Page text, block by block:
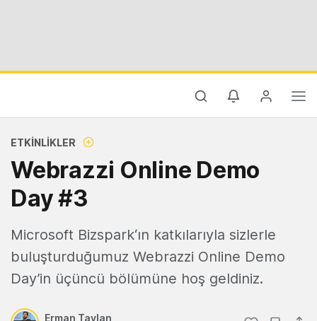
ETKINLIKLER
Webrazzi Online Demo
Day #3
Microsoft Bizspark‘ın katkılarıyla sizlerle
buluşturduğumuz Webrazzi Online Demo
Day’in üçüncü bölümüne hoş geldiniz.
Erman Taylan